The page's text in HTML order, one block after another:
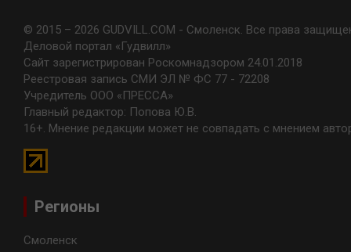
© 2015 – 2026 GUDVILL.COM - Смоленск. Все права
Деловой портал «Гудвилл»
Сайт зарегистрирован Роскомнадзором 24.01.2018
Реестровая запись СМИ ЭЛ № ФС 77 - 72208
Учредитель ООО «ПРЕССА»
Главный редактор: Попова Ю.В.
16+. Мнение редакции может не совпадать с мнением
Регионы
Смоленск